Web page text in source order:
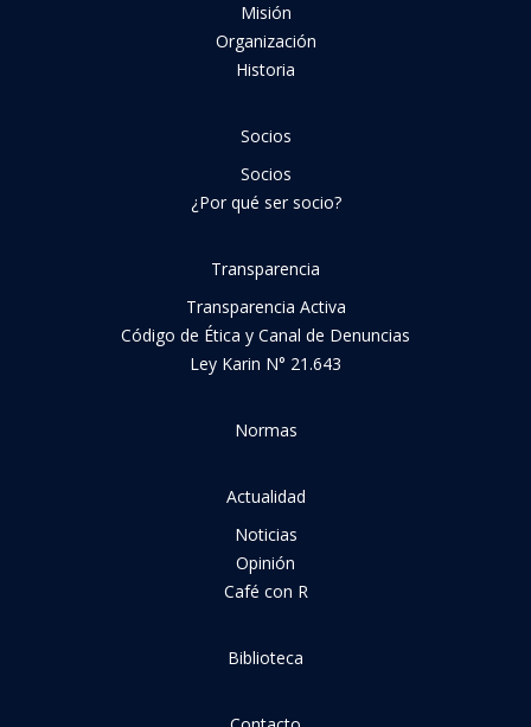
Misión
Organización
Historia
Socios
Socios
¿Por qué ser socio?
Transparencia
Transparencia Activa
Código de Ética y Canal de Denuncias
Ley Karin N° 21.643
Normas
Actualidad
Noticias
Opinión
Café con R
Biblioteca